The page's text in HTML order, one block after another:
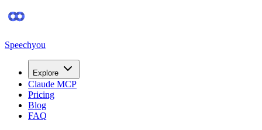
Speechyou
Explore
Claude MCP
Pricing
Blog
FAQ